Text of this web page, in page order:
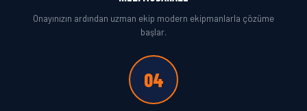
Onayınızın ardından uzman ekip modern ekipmanlarla çözüme
başlar.
04